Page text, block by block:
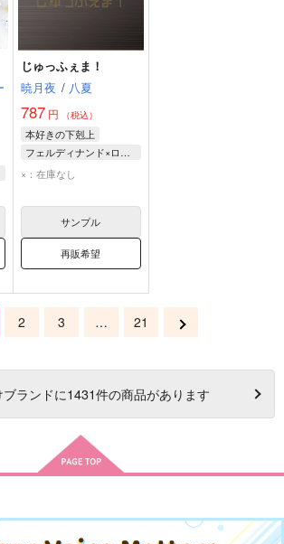
じゅっふぇま！
暁月夜 / 八夏
787 円 （税込）
本好きの下剋上
フェルディナンド×ローゼマイン
ローゼマイン
×：在庫なし
サンプル
再販希望
2 3 … 21
ブランドに1431件の商品があります